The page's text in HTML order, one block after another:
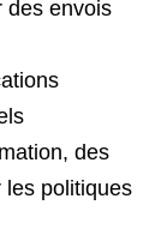
des envois
des
les politiques